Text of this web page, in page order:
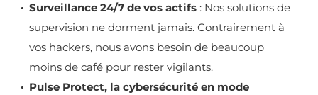
Surveillance 24/7 de vos actifs : Nos solutions de
supervision ne dorment jamais. Contrairement à
vos hackers, nous avons besoin de beaucoup
moins de café pour rester vigilants.
Pulse Protect, la cybersécurité en mode